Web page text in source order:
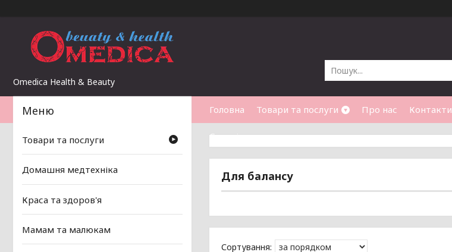
Omedica Health & Beauty
Головна Товари та послуги Про нас Контакти
Статті
Для балансу
Товари та послуги
Домашня медтехніка
Краса та здоров'я
Мамам та малюкам